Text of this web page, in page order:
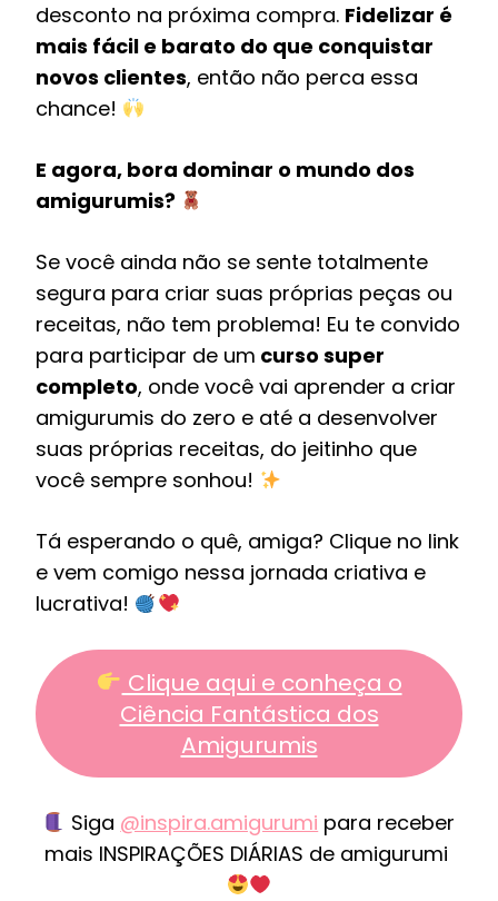
desconto na próxima compra. Fidelizar é
mais fácil e barato do que conquistar
novos clientes, então não perca essa
chance!
E agora, bora dominar o mundo dos
amigurumis?
Se você ainda não se sente totalmente
segura para criar suas próprias peças ou
receitas, não tem problema! Eu te convido
para participar de um curso super
completo, onde você vai aprender a criar
amigurumis do zero e até a desenvolver
suas próprias receitas, do jeitinho que
você sempre sonhou!
Tá esperando o quê, amiga? Clique no link
e vem comigo nessa jornada criativa e
lucrativa!
Clique aqui e conheça o
Ciência Fantástica dos
Amigurumis
Siga @inspira.amigurumi para receber
mais INSPIRAÇÕES DIÁRIAS de amigurumi